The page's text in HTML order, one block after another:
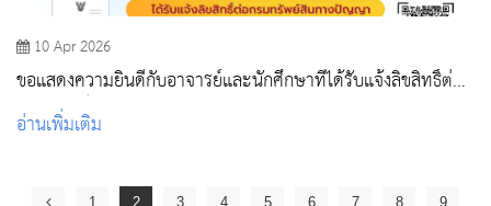
10 Apr 2026
ขอแสดงความยินดีกับอาจารย์และนักศึกษาที่ได้รับแจ้งลิขสิทธิ์ต่อ
กรมทรัพย์สินทางปัญญา
อ่านเพิ่มเติม
1 2 3 4 5 6 7 8 9